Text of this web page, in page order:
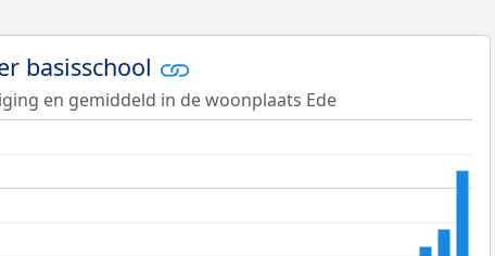
basisschool
en gemiddeld in de woonplaats Ede